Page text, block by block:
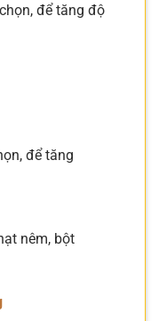
để tăng độ
để tăng
nêm, bột